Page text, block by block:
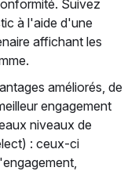
Suivez
à l'aide d'une
affichant les
améliorés, de
engagement
niveaux de
: ceux-ci